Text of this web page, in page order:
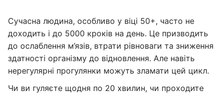
Сучасна людина, особливо у віці 50+, часто не
доходить і до 5000 кроків на день. Це призводить
до ослаблення м’язів, втрати рівноваги та зниження
здатності організму до відновлення. Але навіть
нерегулярні прогулянки можуть зламати цей цикл.
Чи ви гуляєте щодня по 20 хвилин, чи проходите